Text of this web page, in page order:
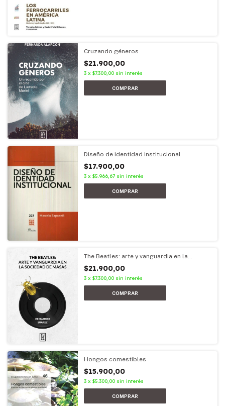
Cruzando géneros
$21.900,00
3 x $7.300,00 sin interés
Diseño de identidad institucional
$17.900,00
3 x $5.966,67 sin interés
The Beatles: arte y vanguardia en la
$21.900,00
3 x $7.300,00 sin interés
Hongos comestibles
$15.900,00
3 x $5.300,00 sin interés